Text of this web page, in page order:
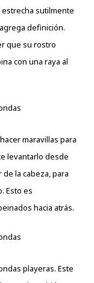
sutilmente
definición.
que su rostro
con una raya al
maravillas para
levantarlo desde
la cabeza, para
Esto es
hacia atrás.
playeras. Este